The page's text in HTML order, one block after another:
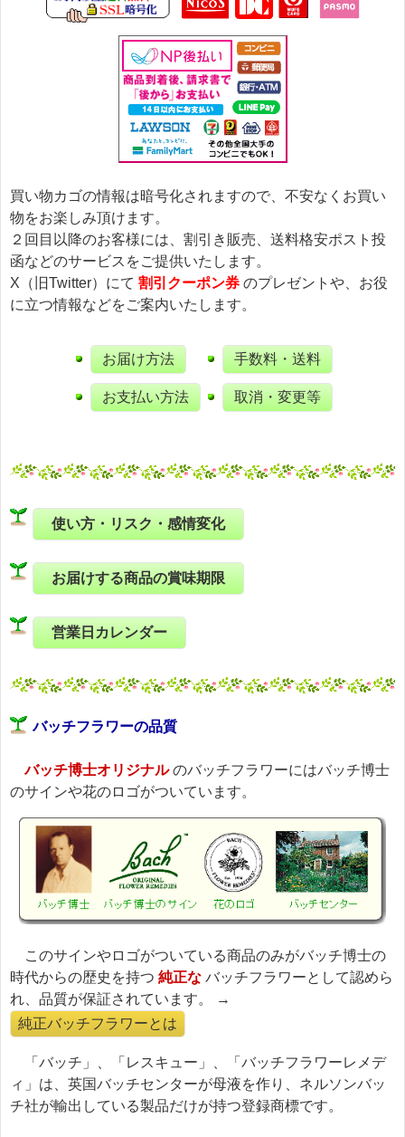
買い物カゴの情報は暗号化されますので、不安なくお買い
物をお楽しみ頂けます。
２回目以降のお客様には、割引き販売、送料格安ポスト投
函などのサービスをご提供いたします。
X（旧Twitter）にて 割引クーポン券 のプレゼントや、お役
に立つ情報などをご案内いたします。
お届け方法
お支払い方法
手数料・送料
取消・変更等
使い方・リスク・感情変化
お届けする商品の賞味期限
営業日カレンダー
バッチフラワーの品質
バッチ博士オリジナルのバッチフラワーにはバッチ博士
のサインや花のロゴがついています。
このサインやロゴがついている商品のみがバッチ博士の
時代からの歴史を持つ 純正な バッチフラワーとして認めら
れ、品質が保証されています。 →
純正バッチフラワーとは
「バッチ」、「レスキュー」、「バッチフラワーレメデ
ィ」は、英国バッチセンターが母液を作り、ネルソンバッ
チ社が輸出している製品だけが持つ登録商標です。